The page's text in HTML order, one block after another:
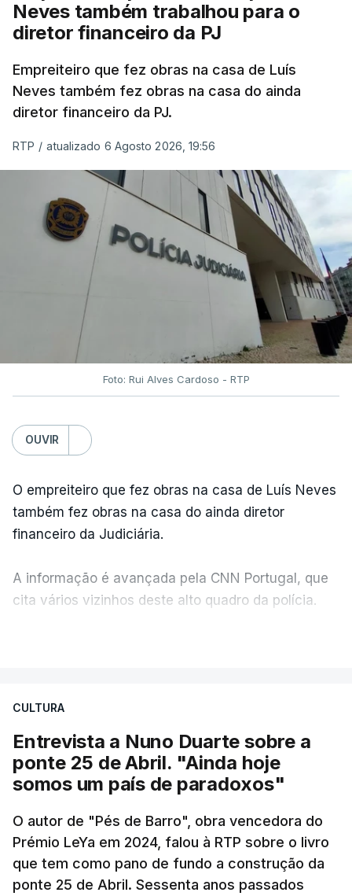
Neves também trabalhou para o
diretor financeiro da PJ
Empreiteiro que fez obras na casa de Luís
Neves também fez obras na casa do ainda
diretor financeiro da PJ.
RTP / atualizado 6 Agosto 2026, 19:56
Foto: Rui Alves Cardoso - RTP
OUVIR
O empreiteiro que fez obras na casa de Luís Neves
também fez obras na casa do ainda diretor
financeiro da Judiciária.
A informação é avançada pela CNN Portugal, que
cita vários vizinhos deste alto quadro da polícia.
apreendido numa operação de droga.
CULTURA
Entrevista a Nuno Duarte sobre a
ponte 25 de Abril. "Ainda hoje
somos um país de paradoxos"
O autor de "Pés de Barro", obra vencedora do
Prémio LeYa em 2024, falou à RTP sobre o livro
que tem como pano de fundo a construção da
ponte 25 de Abril. Sessenta anos passados